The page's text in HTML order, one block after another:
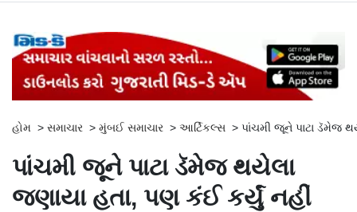
હોમ > સમાચાર > મુંબઈ સમાચાર > આર્ટિકલ્સ > પાંચમી જૂને પાટા ડૅમેજ
પાંચમી જૂને પાટા ડૅમેજ થયેલા
જણાયા હતા, પણ કંઈ કર્યું નહીં